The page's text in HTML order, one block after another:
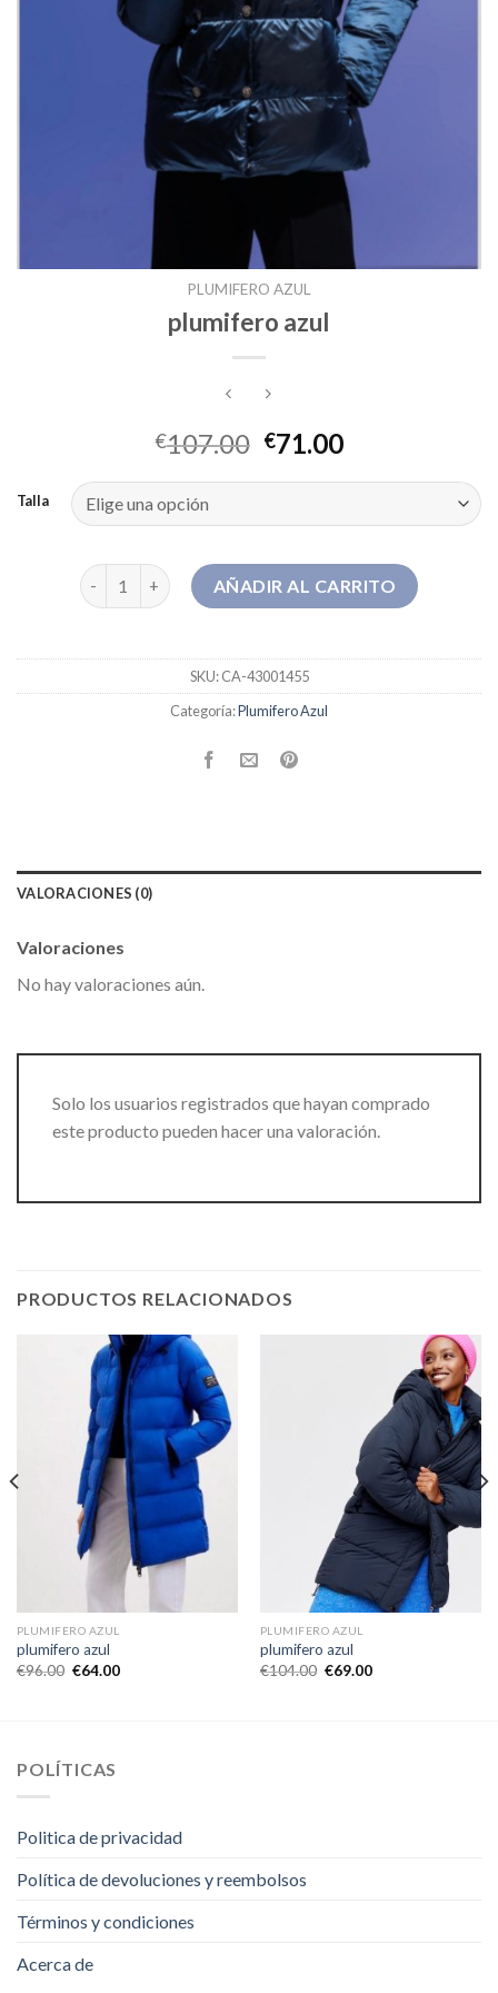
PLUMIFERO AZUL
plumifero azul
€107.00 €71.00
Talla
plumifero azul cantidadAÑADIR AL CARRITO
SKU:CA-43001455
Categoría:Plumifero Azul
VALORACIONES (0)
Valoraciones
No hay valoraciones aún.
Solo los usuarios registrados que hayan comprado
este producto pueden hacer una valoración.
PRODUCTOS RELACIONADOS
PLUMIFERO AZUL
plumifero azul
€96.00 €64.00
PLUMIFERO AZUL
plumifero azul
€104.00 €69.00
POLÍTICAS
Politica de privacidad
Política de devoluciones y reembolsos
Términos y condiciones
Acerca de